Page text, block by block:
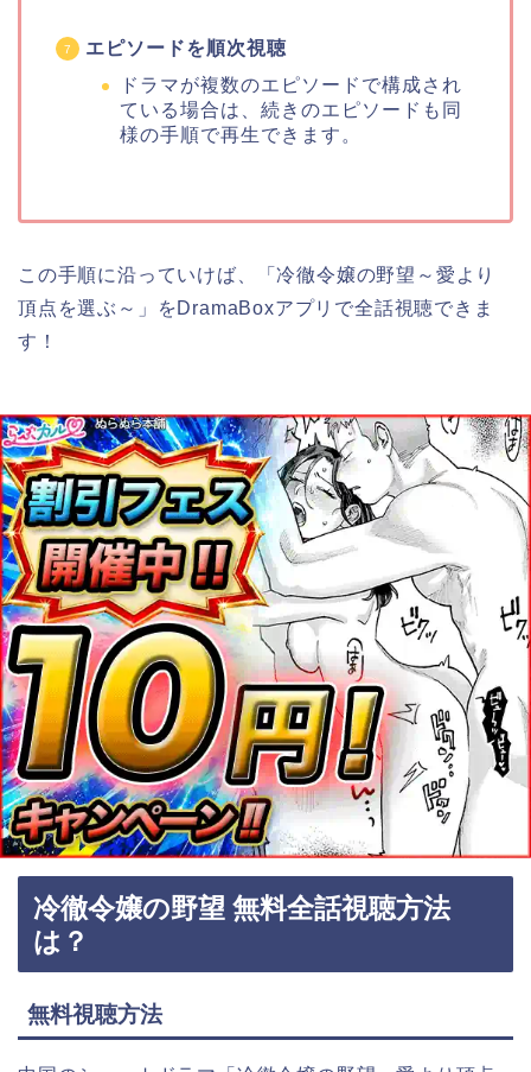
エピソードを順次視聴
ドラマが複数のエピソードで構成され
ている場合は、続きのエピソードも同
様の手順で再生できます。
この手順に沿っていけば、「冷徹令嬢の野望～愛より
頂点を選ぶ～」をDramaBoxアプリで全話視聴できま
す！
冷徹令嬢の野望 無料全話視聴方法
は？
無料視聴方法